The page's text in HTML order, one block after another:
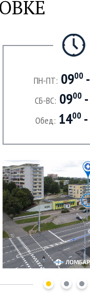
ПН-ПТ: 0900
СБ-ВС: 0900
Обед: 1400